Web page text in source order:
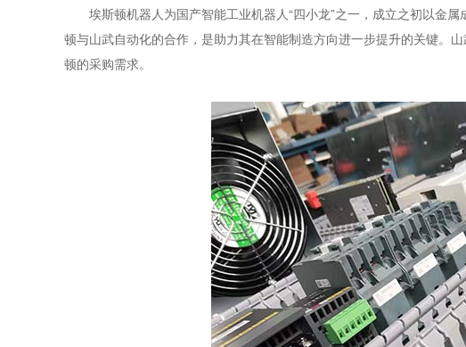
埃斯顿机器人为国产智能工业机器人“四小龙”之一，成立之初以金
顿与山武自动化的合作，是助力其在智能制造方向进一步提升的关键。
顿的采购需求。